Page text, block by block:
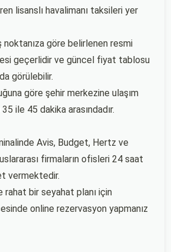
lisanslı havalimanı taksileri yer
noktanıza göre belirlenen resmi
geçerlidir ve güncel fiyat tablosu
görülebilir.
göre şehir merkezine ulaşım
ile 45 dakika arasındadır.
Avis, Budget, Hertz ve
firmaların ofisleri 24 saat
vermektedir.
rahat bir seyahat planı için
online rezervasyon yapmanız